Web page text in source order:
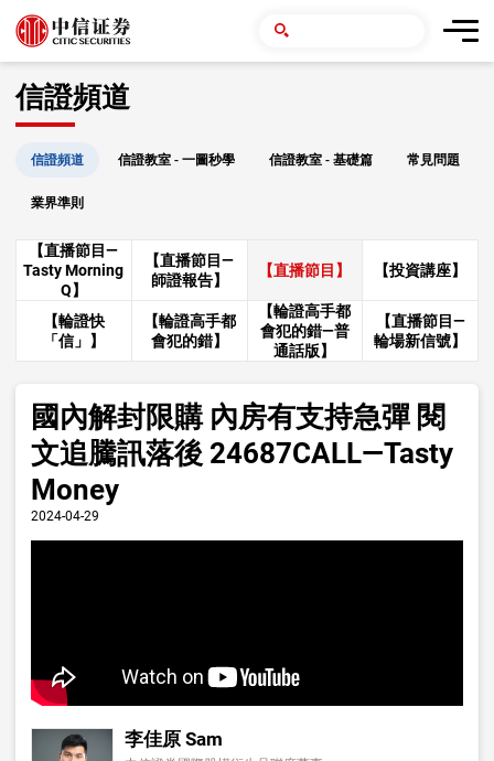
信證頻道
信證頻道 信證教室 - 一圖秒學 信證教室 - 基礎篇 常見問題
業界準則
【直播節目—
Tasty Morning
Q】
【直播節目—
師證報告】
【直播節目】 【投資講座】
【輪證快
「信」】
【輪證高手都
會犯的錯】
【輪證高手都
會犯的錯—普
通話版】
【直播節目—
輪場新信號】
國內解封限購 內房有支持急彈 閱
文追騰訊落後 24687CALL—Tasty
Money
2024-04-29
李佳原 Sam